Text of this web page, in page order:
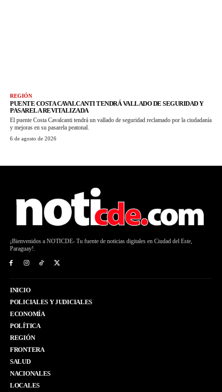
REGIÓN
PUENTE COSTA CAVALCANTI TENDRÁ VALLADO DE SEGURIDAD Y
PASARELA REVITALIZADA
El puente Costa Cavalcanti tendrá un vallado de seguridad reclamado por la ciudadanía
y mejoras en su pasarela peatonal.
6 de agosto de 2026
¡Bienvenidos a NOTICDE- Tu fuente de noticias digitales en Ciudad del Este,
Paraguay!.
INICIO
POLICIALES Y JUDICIALES
ECONOMÍA
POLÍTICA
REGIÓN
FRONTERA
SALUD
NACIONALES
LOCALES